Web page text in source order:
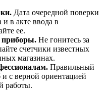
Дата очередной поверки
и в акте ввода в
ее.
приборы. Не гонитесь за
счетчики известных
магазинах.
Правильный
с верной ориентацией
работы.